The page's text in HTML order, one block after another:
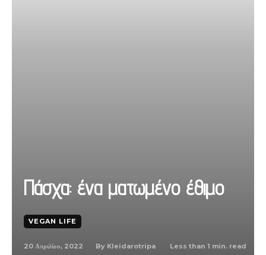
Πάσχα: ένα ματωμένο έθιμο
VEGAN LIFE
20 Απριλίου, 2022 By Kleidarotripa Less than 1 min. read